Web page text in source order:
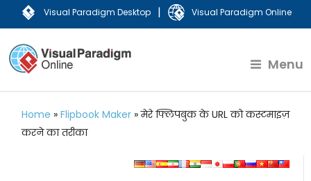
Visual Paradigm Desktop | Visual Paradigm Online
Menu
Home »Flipbook Maker »मेरे फ्लिपबुक के URL को कस्टमाइज़
करने का तरीका